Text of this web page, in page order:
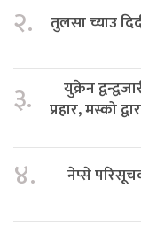
२. तुलसा च्याउ
३.
युक्रेन
प्रहार, मस्को
४. नेप्से